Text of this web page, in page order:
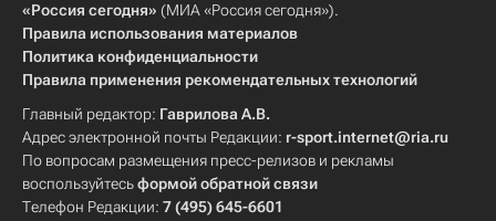
«Россия сегодня» (МИА «Россия сегодня»).
Правила использования материалов
Политика конфиденциальности
Правила применения рекомендательных технологий
Главный редактор: Гаврилова А.В.
Адрес электронной почты Редакции: r-sport.internet@ria.ru
По вопросам размещения пресс-релизов и рекламы
воспользуйтесьформой обратной связи
Телефон Редакции: 7 (495) 645-6601